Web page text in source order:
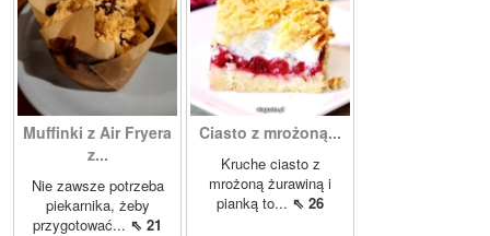
Muffinki z Air Fryera
z...
Nie zawsze potrzeba
piekarnika, żeby
przygotować... ⇖ 21
Ciasto z mrożoną...
Kruche ciasto z
mrożoną żurawiną i
pianką to... ⇖ 26